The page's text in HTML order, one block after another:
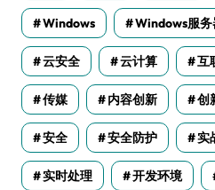
Windows Windows服务
云安全 云计算 互
传媒 内容创新 创
安全 安全防护 实
实时处理 开发环境